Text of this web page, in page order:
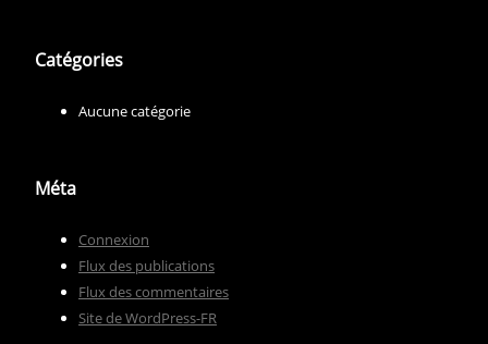
Catégories
Aucune catégorie
Méta
Connexion
Flux des publications
Flux des commentaires
Site de WordPress-FR